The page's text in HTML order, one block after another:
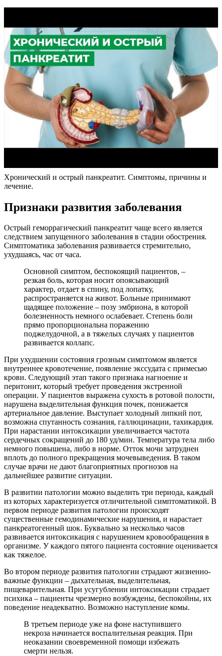
Хронический и острый панкреатит. Симптомы, причины и
лечение.
Признаки развития заболевания
Острый геморрагический панкреатит чаще всего является
следствием запущенного заболевания в стадии обострения.
Симптоматика заболевания развивается стремительно,
ухудшаясь, час от часа.
Основной симптом, беспокоящий пациентов, –
резкая боль, которая носит опоясывающий
характер, отдает в спину, под лопатку,
распространяется на живот. Больные принимают
щадящее положение – позу эмбриона, в которой
болезненность немного ослабевает. Степень боли
прямо пропорциональна поражению
поджелудочной, а в тяжелых случаях у пациентов
развивается коллапс.
При ухудшении состояния грозным симптомом является
внутреннее кровотечение, появление экссудата с примесью
крови. Следующий этап такого признака нагноение и
перитонит, который требует проведения экстренной
операции. У пациентов выражена сухость в ротовой полости,
нарушена выделительная функция почек, понижается
артериальное давление. Выступает холодный липкий пот,
возможна спутанность сознания, галлюцинации, тахикардия.
При нарастании интоксикации увеличивается частота
сердечных сокращений до 180 уд/мин. Температура тела либо
немного повышена, либо в норме. Отток мочи затруднен
вплоть до полного прекращения мочевыведения. В таком
случае врачи не дают благоприятных прогнозов на
дальнейшее развитие ситуации.
В развитии патологии можно выделить три периода, каждый
из которых характеризуется отличительной симптоматикой. В
первом периоде развития патологии происходят
существенные гемодинамические нарушения, и нарастает
панкреатогенный шок. Буквально за несколько часов
развивается интоксикация с нарушением кровообращения в
организме. У каждого пятого пациента состояние оценивается
как тяжелое.
Во втором периоде развития патологии страдают жизненно-
важные функции – дыхательная, выделительная,
пищеварительная. При усугублении интоксикации страдает
психика – пациенты чрезмерно возбуждены, беспокойны, их
поведение неадекватно. Возможно наступление комы.
В третьем периоде уже на фоне наступившего
некроза начинается воспалительная реакция. При
неоказании своевременной помощи избежать
смерти нельзя.